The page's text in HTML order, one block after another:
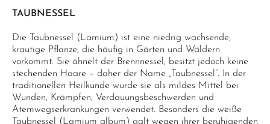
TAUBNESSEL
Die Taubnessel (Lamium) ist eine niedrig wachsende,
krautige Pflanze, die häufig in Gärten und Wäldern
vorkommt. Sie ähnelt der Brennnessel, besitzt jedoch keine
stechenden Haare – daher der Name „Taubnessel“. In der
traditionellen Heilkunde wurde sie als mildes Mittel bei
Wunden, Krämpfen, Verdauungsbeschwerden und
Atemwegserkrankungen verwendet. Besonders die weiße
Taubnessel (Lamium album) galt wegen ihrer beruhigenden